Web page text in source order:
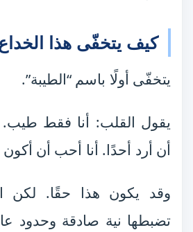
كيف يتخفّى هذا
يتخفّى أولًا باسم “الطيبة”.
يقول القلب: أنا فقط طيب.
أن أرد أحدًا. أنا أحب أن أكون
وقد يكون هذا حقًا. لكن
تضبطها نية صادقة وحدود